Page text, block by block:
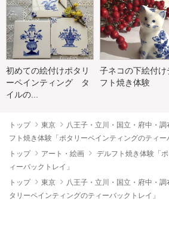
初めての絵付けポタリ
ーペインティング タ
イルの...
子ネコの下絵付け
フト焼き体験
トップ 東京 八王子・立川・国立・府中・調
フト焼き体験「ポタリーペインティングのティー
トップ
アート・絵画
デルフト焼き体験「
ィーバックトレイ」
トップ
東京 八王子・立川・国立・府中・調
タリーペインティングのティーバックトレイ」